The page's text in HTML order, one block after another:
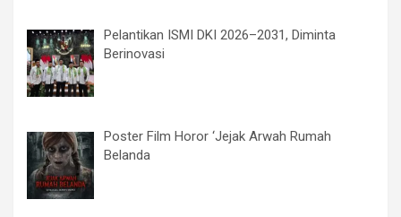
Pelantikan ISMI DKI 2026–2031, Diminta
Berinovasi
Poster Film Horor ‘Jejak Arwah Rumah
Belanda